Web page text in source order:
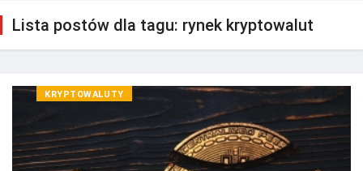
Lista postów dla tagu: rynek kryptowalut
KRYPTOWALUTY